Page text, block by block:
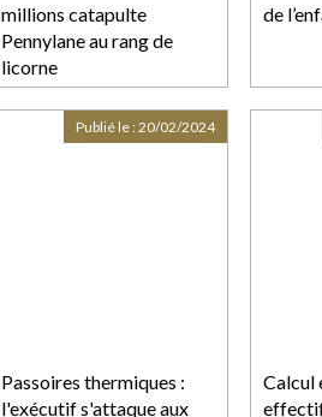
millions catapulte
Pennylane au rang de
licorne
de
Passoires thermiques :
l'exécutif s'attaque aux
Publié le :20/02/2024
Calcul